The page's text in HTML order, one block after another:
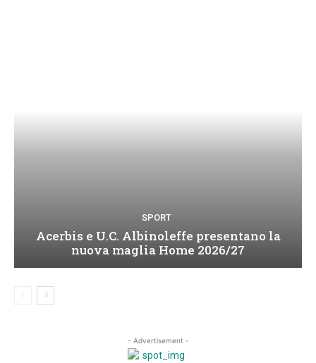
SPORT
Acerbis e U.C. Albinoleffe presentano la
nuova maglia Home 2026/27
- Advertisement -